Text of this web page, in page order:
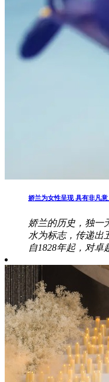
娇兰为女性呈现 具有非凡
娇兰的历史，独一
水为标志，传递出
自1828年起，对卓